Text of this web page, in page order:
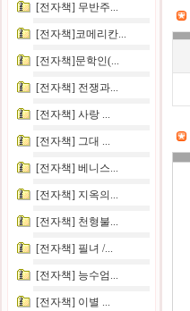
[전자책] 무반주...
[전자책]코메리칸...
[전자책]문학인(...
[전자책] 전쟁과...
[전자책] 사랑 ...
[전자책] 그대 ...
[전자책] 베니스...
[전자책] 지옥의...
[전자책] 천형불...
[전자책] 필녀 /...
[전자책] 능수엄...
[전자책] 이별 ...